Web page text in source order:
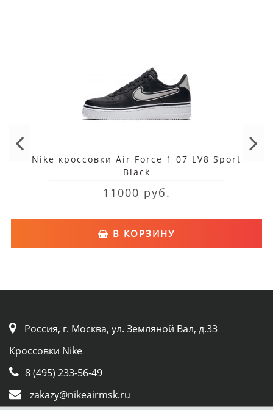
Nike кроссовки Air Force 1 07 LV8 Sport
Black
11000 руб.
В КОРЗИНУ
Россия, г. Москва, ул. Земляной Вал, д.33
Кроссовки Nike
8 (495) 233-56-49
zakazy@nikeairmsk.ru